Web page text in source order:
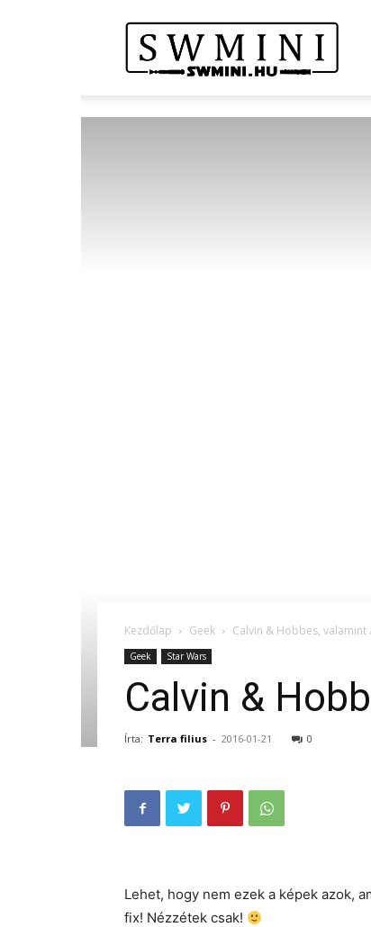
Wars
Miniatures
Portál
Kezdőlap Geek Calvin & Hobbes, valamint
Geek Star Wars
Calvin &
Írta: Terra filius - 2016-01-21 0
Lehet, hogy nem ezek a képek azok,
fix! Nézzétek csak!